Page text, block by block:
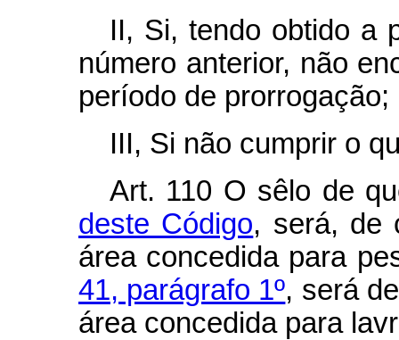
II, Si, tendo obtido a
número anterior, não
período de prorrogação;
III, Si não cumprir o
Art. 110 O sêlo de
deste Código, será, de
área concedida para
41, parágrafo 1º, será
área concedida para